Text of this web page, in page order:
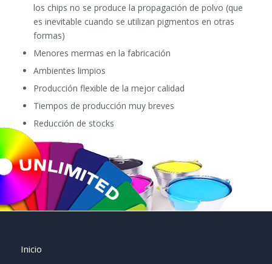
los chips no se produce la propagación de polvo (que
es inevitable cuando se utilizan pigmentos en otras
formas)
Menores mermas en la fabricación
Ambientes limpios
Producción flexible de la mejor calidad
Tiempos de producción muy breves
Reducción de stocks
Inicio